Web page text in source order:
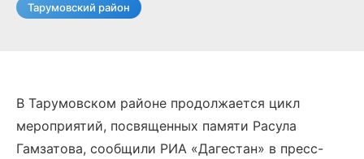
Тарумовский район
В Тарумовском районе продолжается цикл
мероприятий, посвященных памяти Расула
Гамзатова, сообщили РИА «Дагестан» в пресс-